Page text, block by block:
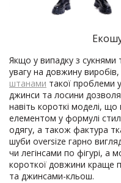
Якщо у випадку з сукнями
увагу на довжину виробів,
штанами такої проблеми
джинси та лосини
навіть короткі моделі,
елементом у формулі
одягу, а також фактура
шуби oversize гарно
чи легінсами по фігурі, а
короткої довжини краще
та джинсами-кльош.